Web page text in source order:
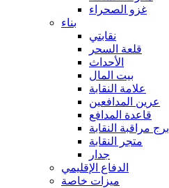
غزو الصحراء
بناء
نقابتي
قلعة السحر
الأحداث
بيت المال
علامة النقابة
عرين المدافعين
قاعدة المدافع
برج مراقبة النقابة
متجر النقابة
جدار
الدفاع الإقليمي
ميزات خاصة